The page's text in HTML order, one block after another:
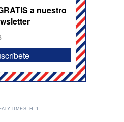
a nuestro